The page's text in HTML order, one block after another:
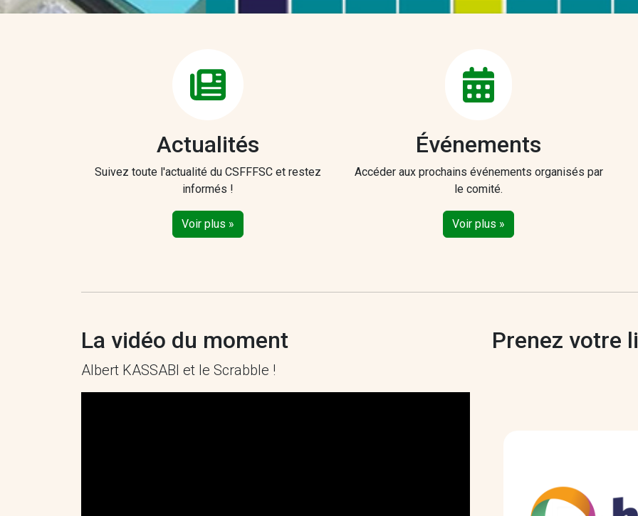
Actualités
Suivez toute l'actualité du CSFFFSC et restez
informés !
Voir plus »
Événements
Accéder aux prochains événements organisés par
le comité.
Voir plus »
La vidéo du moment
Albert KASSABI et le Scrabble !
Prenez votre